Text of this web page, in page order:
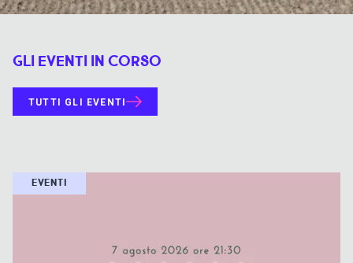
GLI EVENTI IN CORSO
TUTTI GLI EVENTI
EVENTI